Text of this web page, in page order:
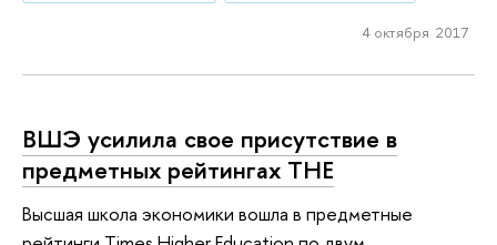
4 октября 2017
ВШЭ усилила свое присутствие в
предметных рейтингах ТНЕ
Высшая школа экономики вошла в предметные